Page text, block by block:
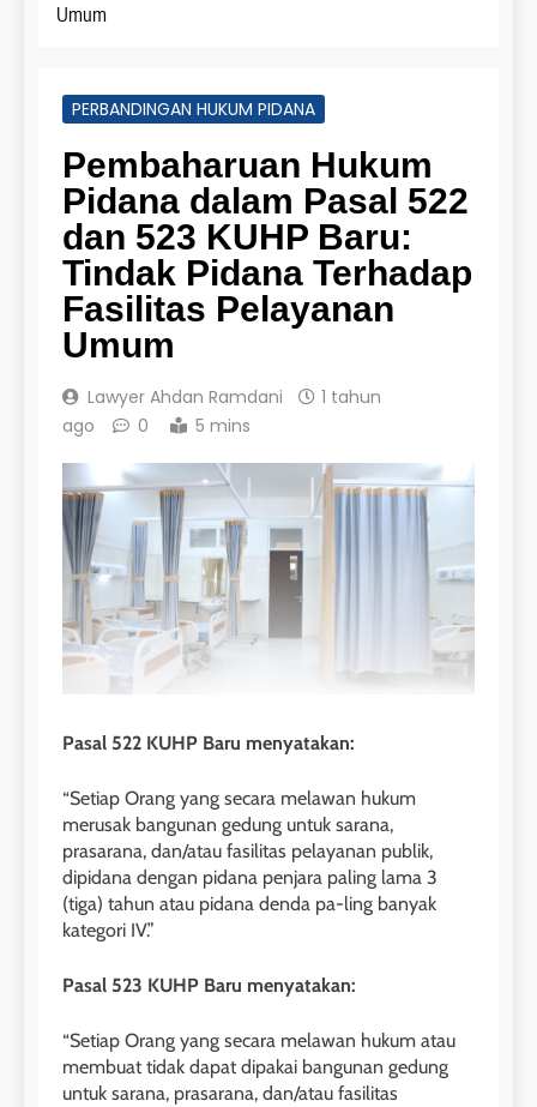
Umum
PERBANDINGAN HUKUM PIDANA
Pembaharuan Hukum
Pidana dalam Pasal 522
dan 523 KUHP Baru:
Tindak Pidana Terhadap
Fasilitas Pelayanan
Umum
Lawyer Ahdan Ramdani
1 tahun
ago
0 5 mins
Pasal 522 KUHP Baru menyatakan:
“Setiap Orang yang secara melawan hukum
merusak bangunan gedung untuk sarana,
prasarana, dan/atau fasilitas pelayanan publik,
dipidana dengan pidana penjara paling lama 3
(tiga) tahun atau pidana denda pa-ling banyak
kategori IV.”
Pasal 523 KUHP Baru menyatakan:
“Setiap Orang yang secara melawan hukum atau
membuat tidak dapat dipakai bangunan gedung
untuk sarana, prasarana, dan/atau fasilitas